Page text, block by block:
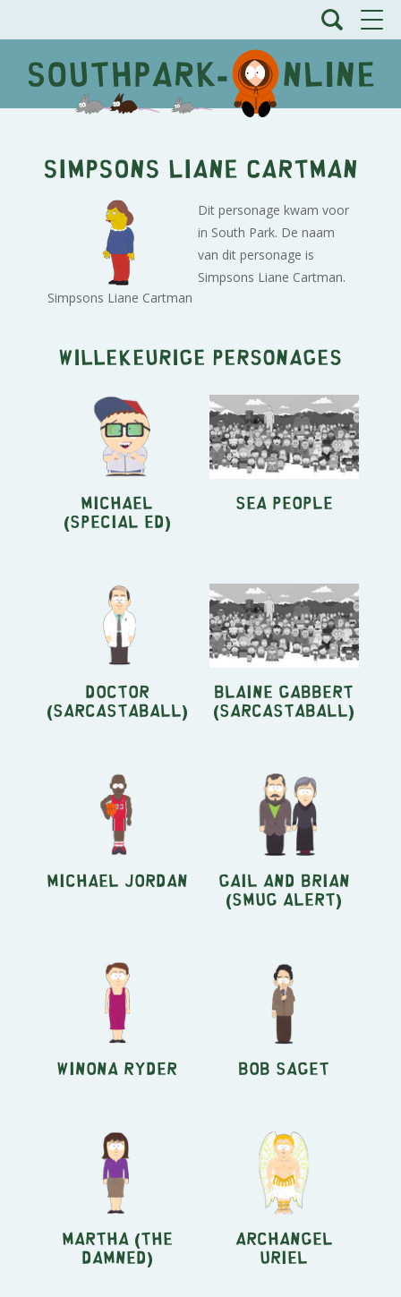
Simpsons Liane Cartman
Simpsons Liane Cartman
Dit personage kwam voor
in South Park. De naam
van dit personage is
Simpsons Liane Cartman.
Willekeurige personages
Michael
(Special Ed)
Sea People
Doctor
(Sarcastaball)
Blaine Gabbert
(Sarcastaball)
Michael Jordan Gail and Brian
(Smug Alert)
Winona Ryder Bob Saget
Martha (The
Damned)
Archangel
Uriel